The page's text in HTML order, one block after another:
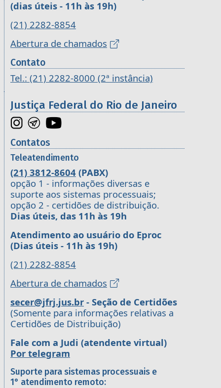
(dias úteis - 11h às 19h)
(21) 2282-8854
Abertura de chamados
Contato
Tel.: (21) 2282-8000 (2ª instância)
Justiça Federal do Rio de Janeiro
Contatos
Teleatendimento
(21) 3812-8604 (PABX)
opção 1 - informações diversas e
suporte aos sistemas processuais;
opção 2 - certidões de distribuição.
Dias úteis, das 11h às 19h
Atendimento ao usuário do Eproc
(Dias úteis - 11h às 19h)
(21) 2282-8854
Abertura de chamados
secer@jfrj.jus.br - Seção de Certidões
(Somente para informações relativas a
Certidões de Distribuição)
Fale com a Judi (atendente virtual)
Por telegram
Suporte para sistemas processuais e
1° atendimento remoto: